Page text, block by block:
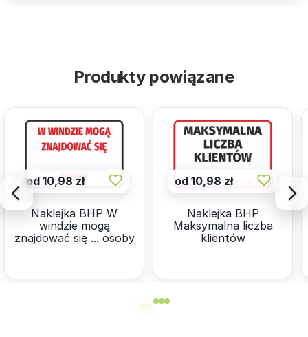
Produkty powiązane
od 10,98 zł
Naklejka BHP W
windzie mogą
znajdować się ... osoby
od 10,98 zł
Naklejka BHP
Maksymalna liczba
klientów